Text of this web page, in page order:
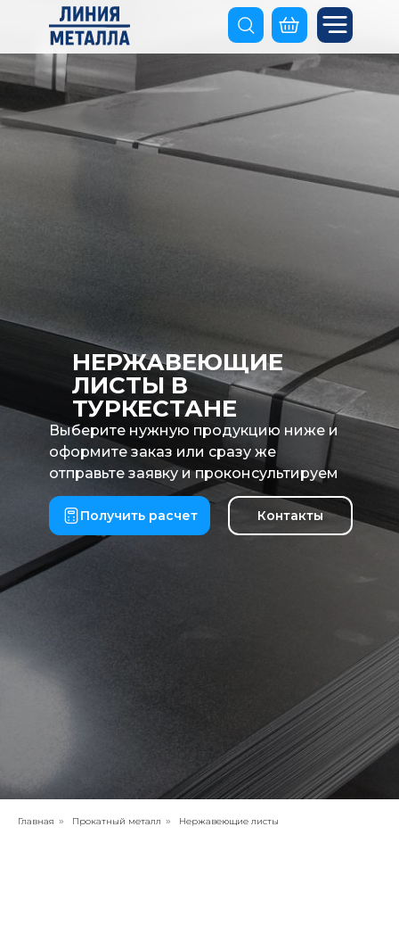
НЕРЖАВЕЮЩИЕ
ЛИСТЫ В
ТУРКЕСТАНЕ
Выберите нужную продукцию ниже и
оформите заказ или сразу же
отправьте заявку и проконсультируем
Получить расчет Контакты
Главная » Прокатный металл » Нержавеющие листы